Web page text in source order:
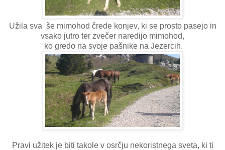
Užila sva še mimohod črede konjev, ki se prosto pasejo in
vsako jutro ter zvečer naredijo mimohod,
ko gredo na svoje pašnike na Jezercih.
Pravi užitek je biti takole v osrčju nekoristnega sveta, ki ti